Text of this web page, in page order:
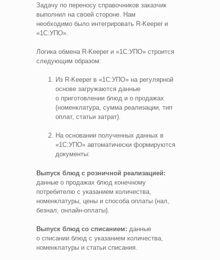
Задачу по переносу справочников заказчик
выполнил на своей стороне. Нам
необходимо было интегрировать R‑Keeper и
«1С:УПО».
Логика обмена R‑Keeper и «1С:УПО» строится
следующим образом:
Из R‑Keeper в «1С:УПО» на регулярной
основе загружаются данные
о приготовлении блюд и о продажах
(номенклатура, сумма реализации, тип
оплат, статьи затрат).
На основании полученных данных в
«1С:УПО» автоматически формируются
документы:
Выпуск блюд с розничной реализацией:
данные о продажах блюд конечному
потребителю с указанием количества,
номенклатуры, цены и способа оплаты (нал,
безнал, онлайн‑оплаты).
Выпуск блюд со списанием: данные
о списании блюд с указанием количества,
номенклатуры и статьи списания.